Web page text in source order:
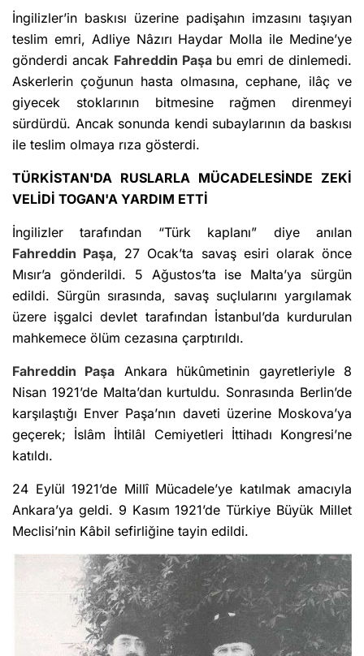
İngilizler’in baskısı üzerine padişahın imzasını taşıyan
teslim emri, Adliye Nâzırı Haydar Molla ile Medine’ye
gönderdi ancak Fahreddin Paşabu emri de dinlemedi.
Askerlerin çoğunun hasta olmasına, cephane, ilâç ve
giyecek stoklarının bitmesine rağmen direnmeyi
sürdürdü. Ancak sonunda kendi subaylarının da baskısı
ile teslim olmaya rıza gösterdi.
TÜRKİSTAN'DA RUSLARLA MÜCADELESİNDE ZEKİ
VELİDİ TOGAN'A YARDIM ETTİ
İngilizler tarafından “Türk kaplanı” diye anılan
Fahreddin Paşa, 27 Ocak’ta savaş esiri olarak önce
Mısır’a gönderildi. 5 Ağustos’ta ise Malta’ya sürgün
edildi. Sürgün sırasında, savaş suçlularını yargılamak
üzere işgalci devlet tarafından İstanbul’da kurdurulan
mahkemece ölüm cezasına çarptırıldı.
Fahreddin Paşa Ankara hükûmetinin gayretleriyle 8
Nisan 1921’de Malta’dan kurtuldu. Sonrasında Berlin’de
karşılaştığı Enver Paşa’nın daveti üzerine Moskova’ya
geçerek; İslâm İhtilâl Cemiyetleri İttihadı Kongresi’ne
katıldı.
24 Eylül 1921’de Millî Mücadele’ye katılmak amacıyla
Ankara’ya geldi. 9 Kasım 1921’de Türkiye Büyük Millet
Meclisi’nin Kâbil sefirliğine tayin edildi.